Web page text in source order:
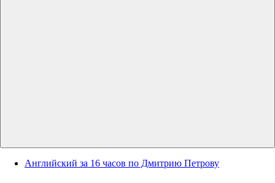
Английский за 16 часов по Дмитрию Петрову